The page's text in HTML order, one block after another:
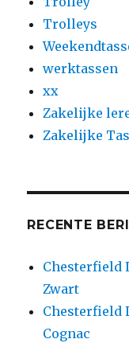
Trolleys
werktassen
xx
Zakelijke
Zakelijke
RECENTE
Chesterfield
Zwart
Chesterfield
Cognac